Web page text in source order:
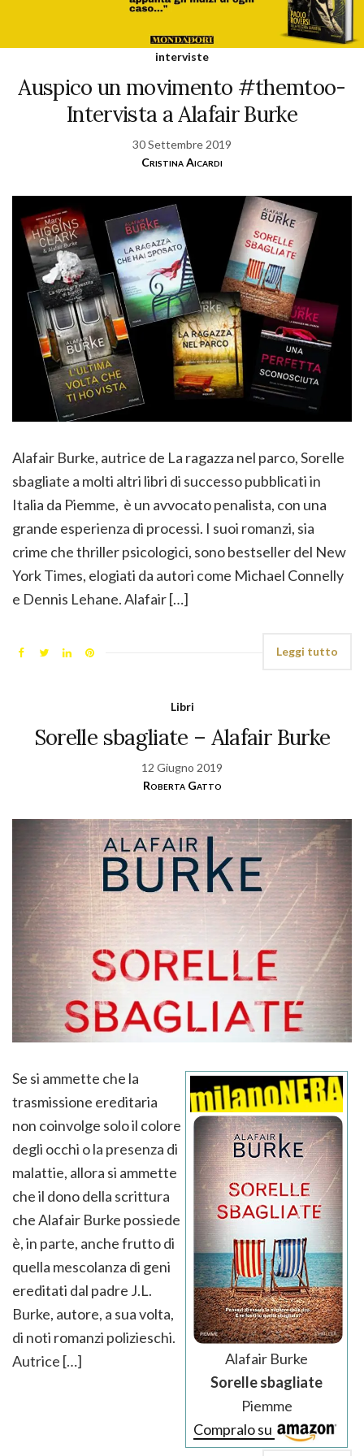
interviste
Auspico un movimento #themtoo-
Intervista a Alafair Burke
30 Settembre 2019
Cristina Aicardi
Alafair Burke, autrice de La ragazza nel parco, Sorelle
sbagliate a molti altri libri di successo pubblicati in
Italia da Piemme, è un avvocato penalista, con una
grande esperienza di processi. I suoi romanzi, sia
crime che thriller psicologici, sono bestseller del New
York Times, elogiati da autori come Michael Connelly
e Dennis Lehane. Alafair […]
Leggi tutto
Libri
Sorelle sbagliate – Alafair Burke
12 Giugno 2019
Roberta Gatto
Alafair Burke
Sorelle sbagliate
Piemme
Compralo su
Se si ammette che la
trasmissione ereditaria
non coinvolge solo il colore
degli occhi o la presenza di
malattie, allora si ammette
che il dono della scrittura
che Alafair Burke possiede
è, in parte, anche frutto di
quella mescolanza di geni
ereditati dal padre J.L.
Burke, autore, a sua volta,
di noti romanzi polizieschi.
Autrice […]